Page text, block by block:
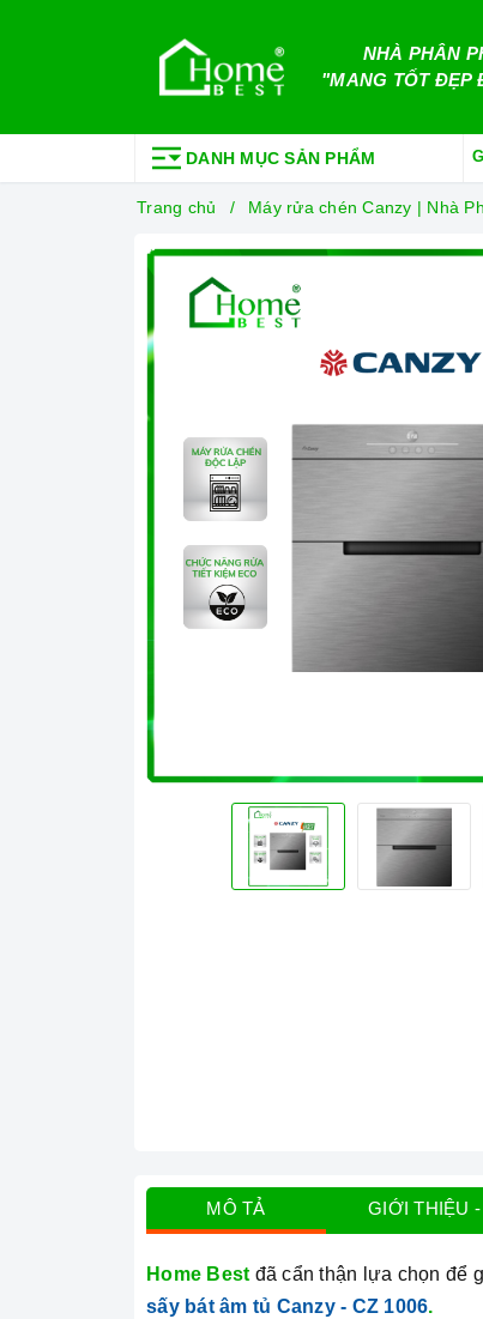
NHÀ PHÂN
"MANG TỐT ĐẸP
DANH MỤC SẢN PHẨM
Trang chủ Máy rửa chén Canzy | Nhà
MÔ TẢ GIỚI THIỆU
Home Best đã cẩn thận lựa chọn để
sấy bát âm tủ Canzy - CZ 1006.